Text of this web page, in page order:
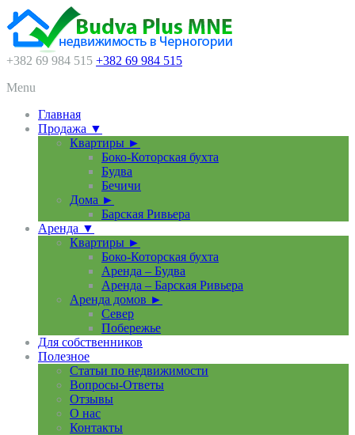
+382 69 984 515 +382 69 984 515
Menu
Главная
Продажа ▼
Квартиры ►
Боко-Которская бухта
Будва
Бечичи
Дома ►
Барская Ривьера
Аренда ▼
Квартиры ►
Боко-Которская бухта
Аренда – Будва
Аренда – Барская Ривьера
Аренда домов ►
Север
Побережье
Для собственников
Полезное
Статьи по недвижимости
Вопросы-Ответы
Отзывы
О нас
Контакты